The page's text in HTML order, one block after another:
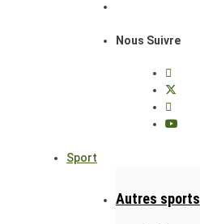
Nous Suivre
Sport
Autres sports